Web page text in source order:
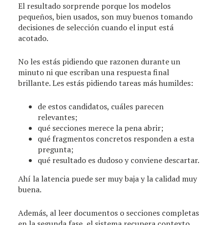
El resultado sorprende porque los modelos
pequeños, bien usados, son muy buenos tomando
decisiones de selección cuando el input está
acotado.
No les estás pidiendo que razonen durante un
minuto ni que escriban una respuesta final
brillante. Les estás pidiendo tareas más humildes:
de estos candidatos, cuáles parecen
relevantes;
qué secciones merece la pena abrir;
qué fragmentos concretos responden a esta
pregunta;
qué resultado es dudoso y conviene descartar.
Ahí la latencia puede ser muy baja y la calidad muy
buena.
Además, al leer documentos o secciones completas